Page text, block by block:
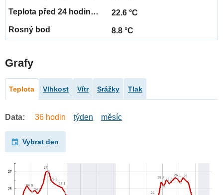
22.6 °C
8.8 °C
Grafy
Teplota Vlhkost Vítr Srážky Tlak
Data: 36 hodin týden měsíc
Vybrat den